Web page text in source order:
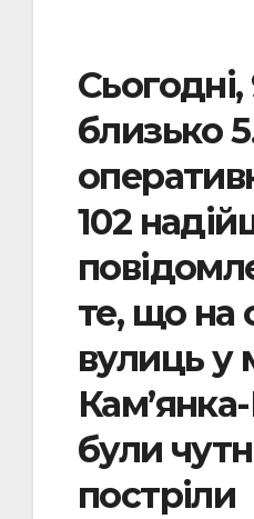
близько
102
те, що на
вулиць у
були
постріли